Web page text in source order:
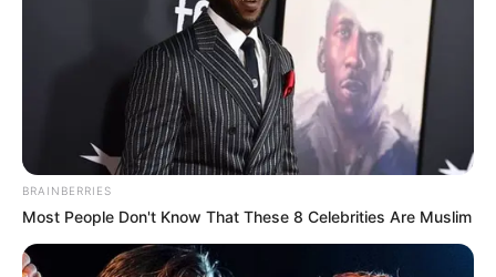
BRAINBERRIES
Most People Don't Know That These 8 Celebrities Are Muslim